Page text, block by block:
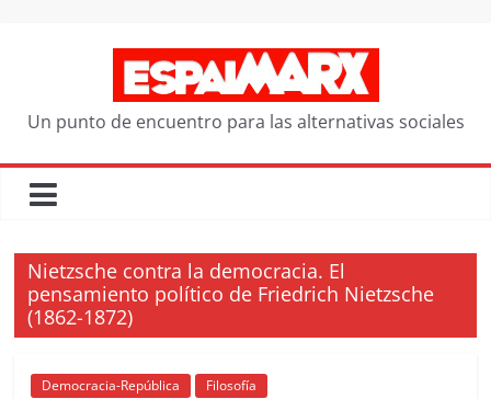
Un punto de encuentro para las alternativas sociales
Nietzsche contra la democracia. El
pensamiento político de Friedrich Nietzsche
(1862-1872)
Democracia-República Filosofía